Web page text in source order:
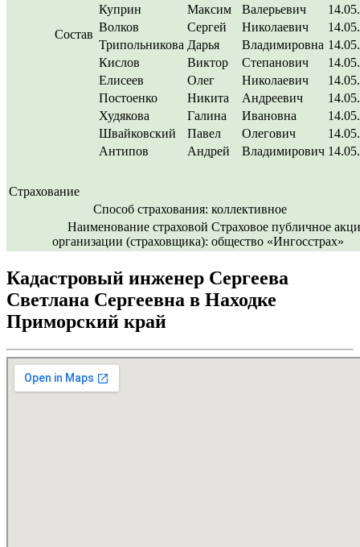
Состав
Куприн
Максим Валерьевич
Волков
Сергей Николаевич
Трипольникова Дарья Владимировна
Кислов
Виктор Степанович
Елисеев
Олег Николаевич
Постоенко
Никита Андреевич
Худякова
Галина Ивановна
Швайковский
Павел Олегович
Антипов
Андрей Владимирович
Страхование
Способ страхования: коллективное
Наименование страховой
организации (страховщика):
Страховое публичное
общество «Ингосстрах»
Кадастровый инженер Сергеева
Светлана Сергеевна в Находке
Приморский край